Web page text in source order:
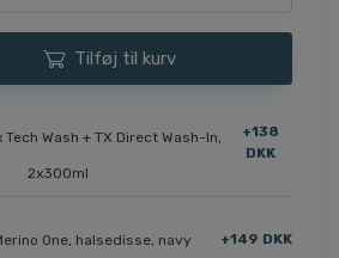
Tilføj til kurv
Tech Wash + TX Direct Wash-In,
2x300ml
+138
DKK
One, halsedisse, navy +149 DKK